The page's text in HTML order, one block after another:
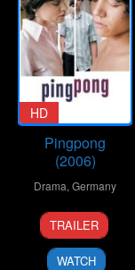
HD
Pingpong
(2006)
Drama,Germany
19
May
2006
Matthias
Luthardt
TRAILER
WATCH